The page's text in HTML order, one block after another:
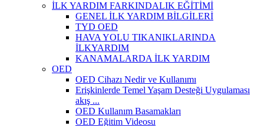
İLK YARDIM FARKINDALIK EĞİTİMİ
GENEL İLK YARDIM BİLGİLERİ
TYD OED
HAVA YOLU TIKANIKLARINDA
İLKYARDIM
KANAMALARDA İLK YARDIM
OED
OED Cihazı Nedir ve Kullanımı
Erişkinlerde Temel Yaşam Desteği Uygulaması
akış ...
OED Kullanım Basamakları
OED Eğitim Videosu